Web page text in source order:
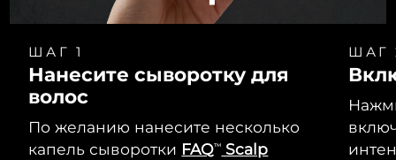
ШАГ 1
Нанесите сыворотку для
волос
По желанию нанесите несколько
капель сыворотки FAQTM
Scalp
ШАГ